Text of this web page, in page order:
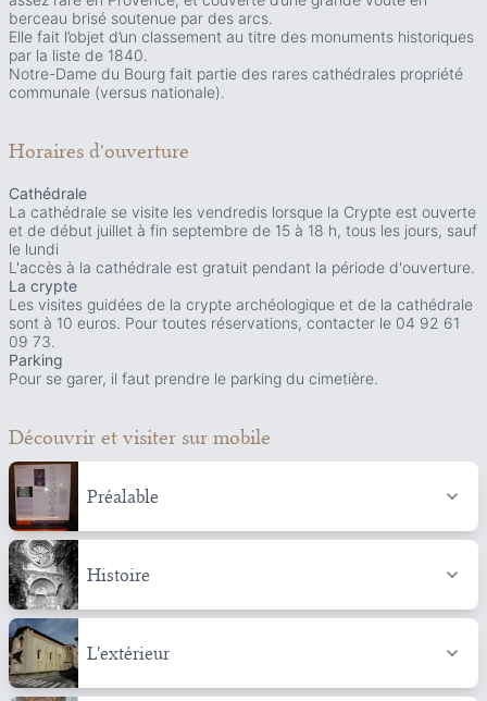
berceau brisé soutenue par des arcs.
Elle fait l’objet d’un classement au titre des monuments historiques
par la liste de 1840.
Notre-Dame du Bourg fait partie des rares cathédrales propriété
communale (versus nationale).
Horaires d'ouverture
Cathédrale
La cathédrale se visite les vendredis lorsque la Crypte est ouverte
et de début juillet à fin septembre de 15 à 18 h, tous les jours, sauf
le lundi
L'accès à la cathédrale est gratuit pendant la période d'ouverture.
La crypte
Les visites guidées de la crypte archéologique et de la cathédrale
sont à 10 euros. Pour toutes réservations, contacter le 04 92 61
09 73.
Parking
Pour se garer, il faut prendre le parking du cimetière.
Découvrir et visiter sur mobile
Préalable
Histoire
L'extérieur